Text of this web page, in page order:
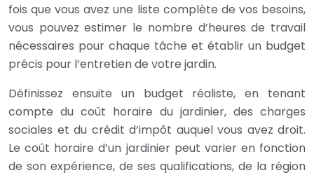
fois que vous avez une liste complète de vos besoins,
vous pouvez estimer le nombre d’heures de travail
nécessaires pour chaque tâche et établir un budget
précis pour l’entretien de votre jardin.
Définissez ensuite un budget réaliste, en tenant
compte du coût horaire du jardinier, des charges
sociales et du crédit d’impôt auquel vous avez droit.
Le coût horaire d’un jardinier peut varier en fonction
de son expérience, de ses qualifications, de la région